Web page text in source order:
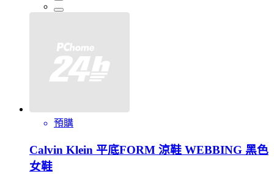
預購
Calvin Klein 平底FORM 涼鞋 WEBBING 黑色
女鞋